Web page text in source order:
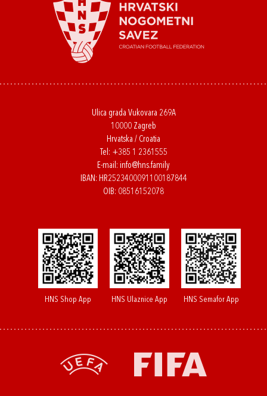
Ulica grada Vukovara 269A
10000 Zagreb
Hrvatska / Croatia
Tel: +385 1 2361555
E-mail: info@hns.family
IBAN: HR2523400091100187844
OIB: 08516152078
HNS Shop App HNS Ulaznice App HNS Semafor App